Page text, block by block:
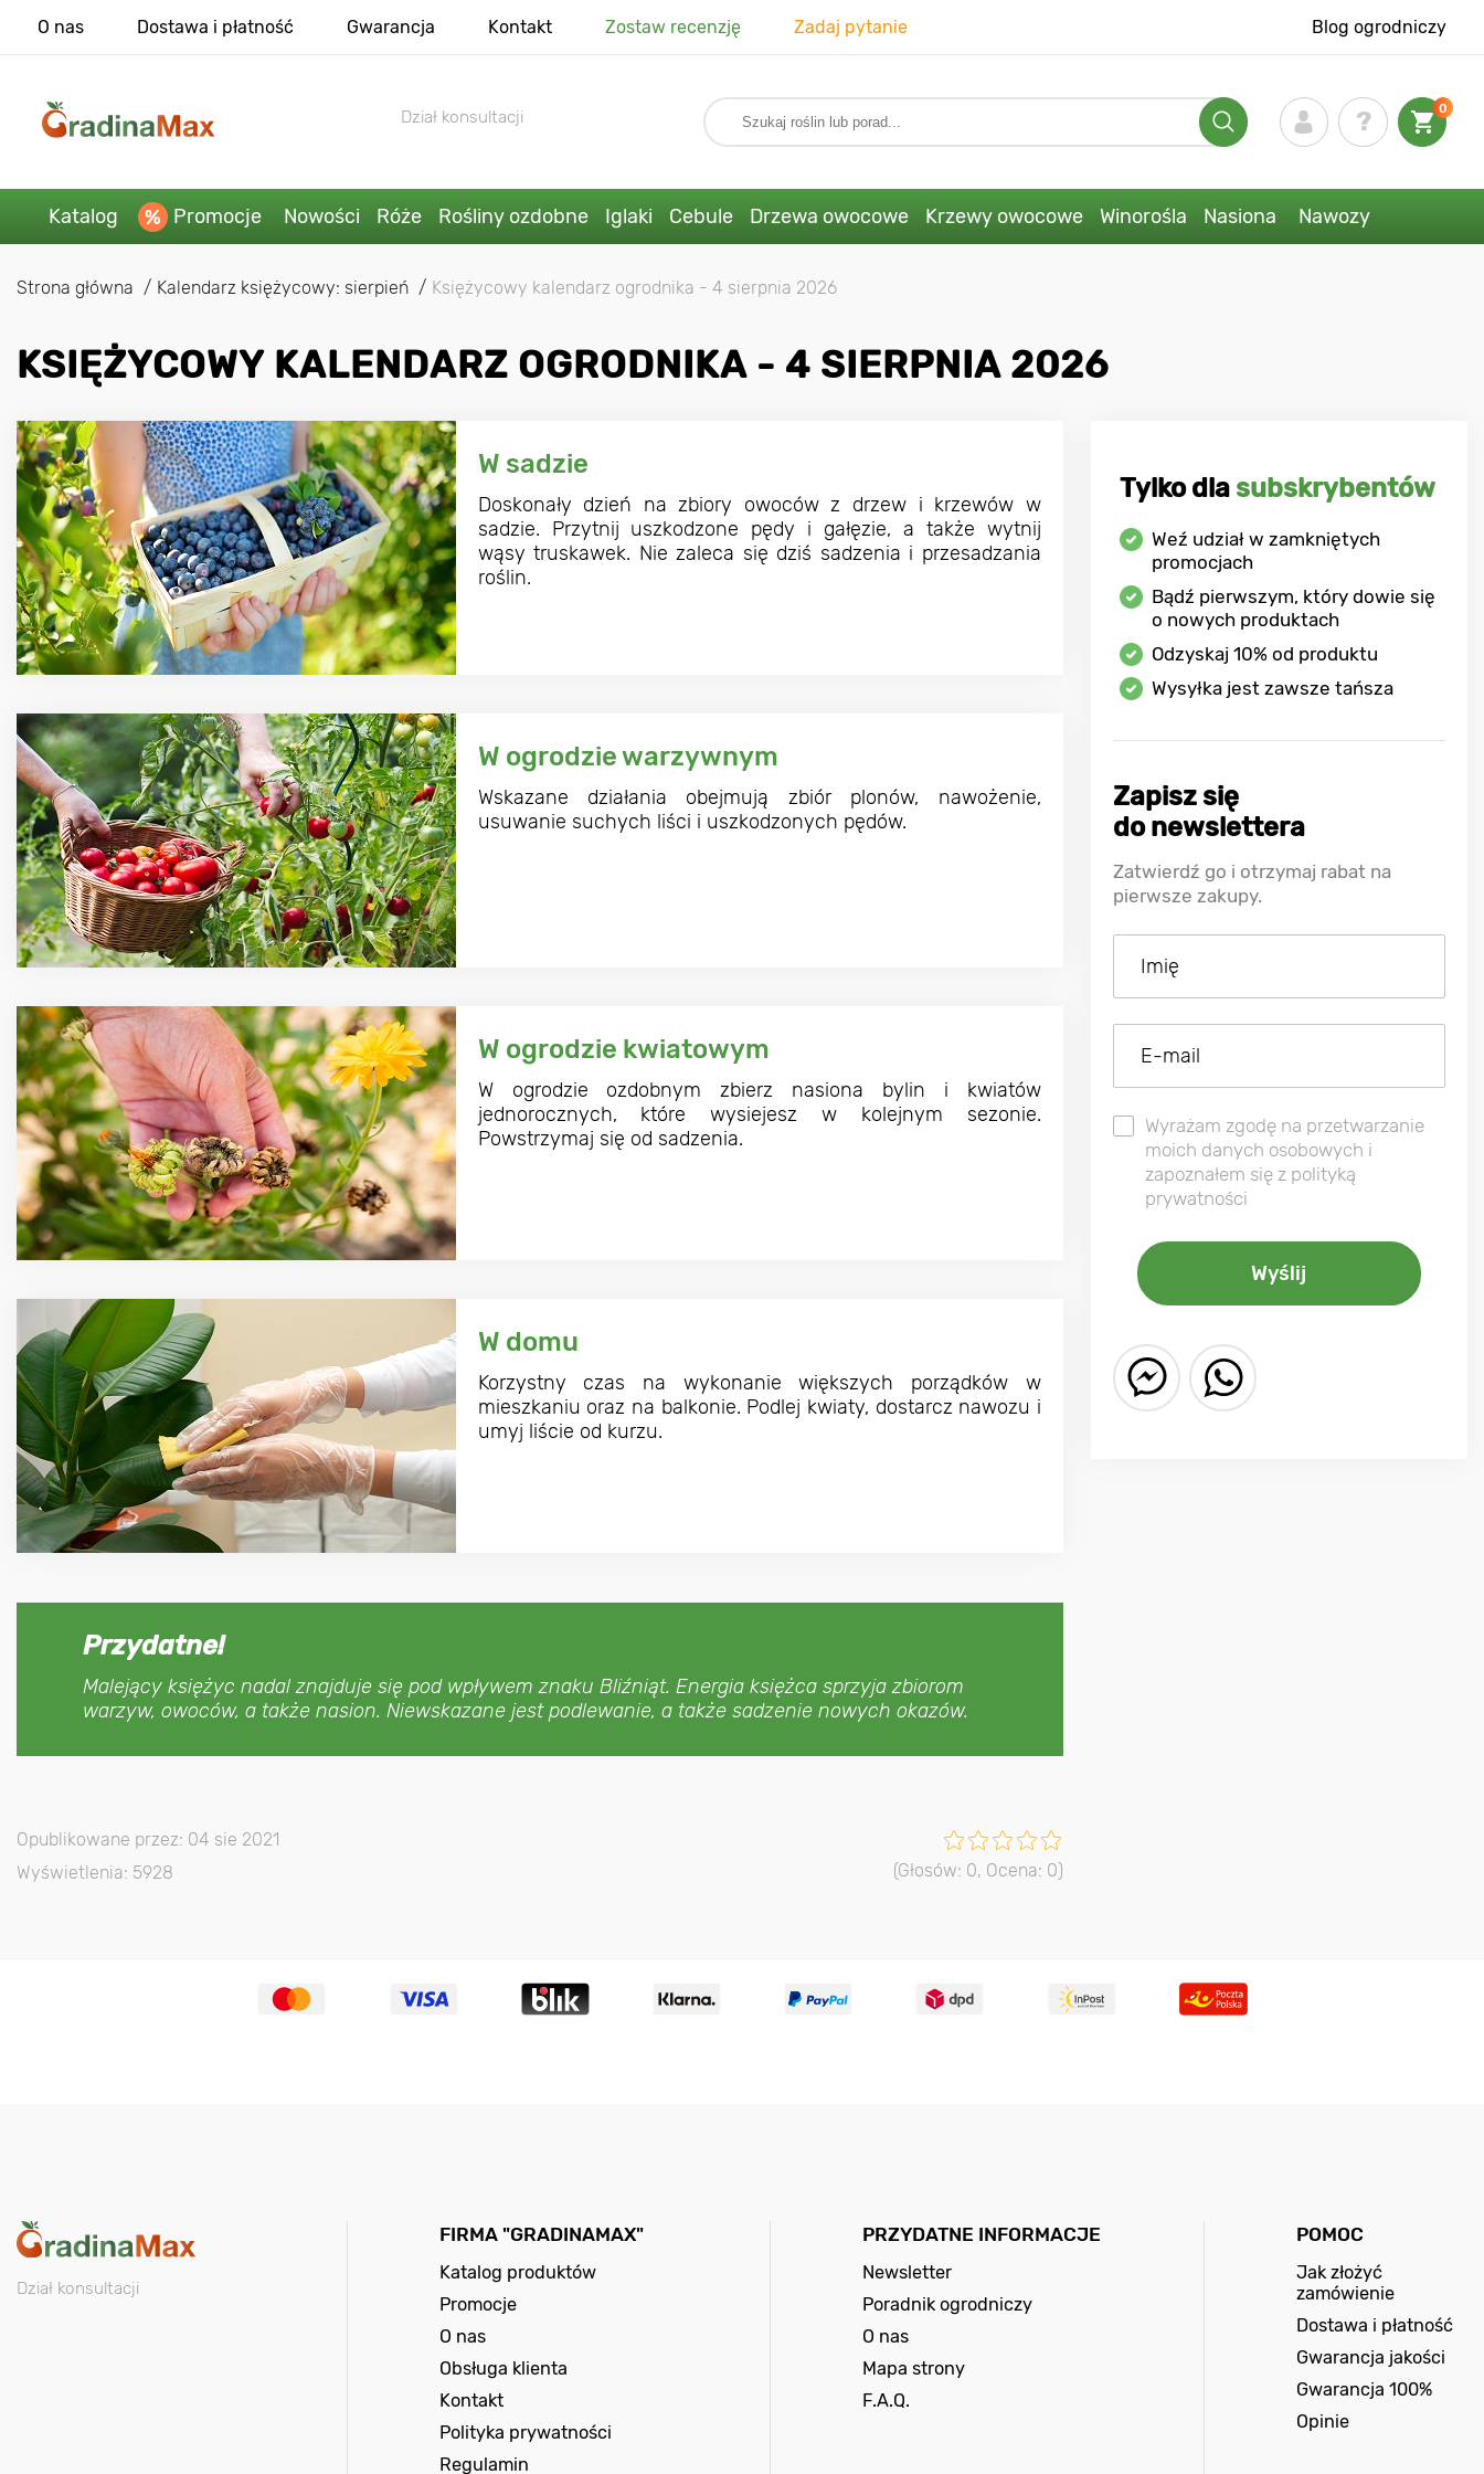
O nas Dostawa i płatność Gwarancja Kontakt Zostaw recenzję Zadaj pytanie Blog ogrodniczy
Dział konsultacji 0
Katalog Promocje Nowości Róże Rośliny ozdobne Iglaki Cebule Drzewa owocowe Krzewy owocowe Winorośla Nasiona Nawozy
Strona główna Kalendarz księżycowy: sierpień Księżycowy kalendarz ogrodnika - 4 sierpnia 2026
KSIĘŻYCOWY KALENDARZ OGRODNIKA - 4 SIERPNIA 2026
W sadzie
Doskonały dzień na zbiory owoców z drzew i krzewów w
sadzie. Przytnij uszkodzone pędy i gałęzie, a także wytnij
wąsy truskawek. Nie zaleca się dziś sadzenia i przesadzania
roślin.
W ogrodzie warzywnym
Wskazane działania obejmują zbiór plonów, nawożenie,
usuwanie suchych liści i uszkodzonych pędów.
W ogrodzie kwiatowym
W ogrodzie ozdobnym zbierz nasiona bylin i kwiatów
jednorocznych, które wysiejesz w kolejnym sezonie.
Powstrzymaj się od sadzenia.
W domu
Korzystny czas na wykonanie większych porządków w
mieszkaniu oraz na balkonie. Podlej kwiaty, dostarcz nawozu i
umyj liście od kurzu.
Przydatne!
Malejący księżyc nadal znajduje się pod wpływem znaku Bliźniąt. Energia księżca sprzyja zbiorom
warzyw, owoców, a także nasion. Niewskazane jest podlewanie, a także sadzenie nowych okazów.
Opublikowane przez: 04 sie 2021
Wyświetlenia: 5928
(Głosów: 0, Ocena: 0)
Tylko dla subskrybentów
Weź udział w zamkniętych
promocjach
Bądź pierwszym, który dowie się
o nowych produktach
Odzyskaj 10% od produktu
Wysyłka jest zawsze tańsza
Zapisz się
do newslettera
Zatwierdź go i otrzymaj rabat na
pierwsze zakupy.
Wyrażam zgodę na przetwarzanie
moich danych osobowych i
zapoznałem się z polityką
prywatności
Dział konsultacji
FIRMA "GRADINAMAX"
Katalog produktów
Promocje
O nas
Obsługa klienta
Kontakt
Polityka prywatności
Regulamin
PRZYDATNE INFORMACJE
Newsletter
Poradnik ogrodniczy
O nas
Mapa strony
F.A.Q.
POMOC
Jak złożyć
zamówienie
Dostawa i płatność
Gwarancja jakości
Gwarancja 100%
Opinie